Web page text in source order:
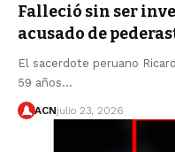
Falleció sin ser
acusado de
El sacerdote peruano
59 años…
ACNjulio 23, 2026